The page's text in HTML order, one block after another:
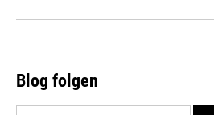
Blog folgen